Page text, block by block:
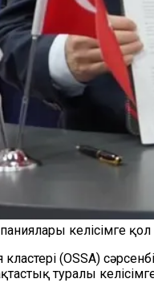
келісімге
(OSSA)
туралы